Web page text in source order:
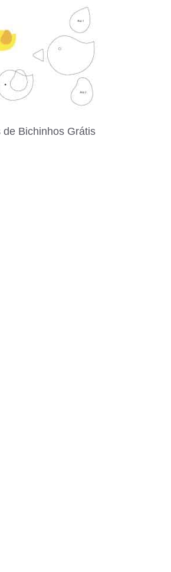
Bichinhos Grátis